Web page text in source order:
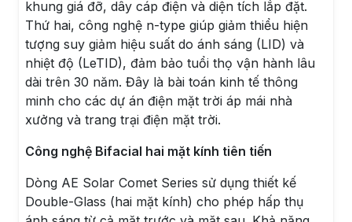
khung giá đỡ, dây cáp điện và diện tích lắp đặt.
Thứ hai, công nghệ n-type giúp giảm thiểu hiện
tượng suy giảm hiệu suất do ánh sáng (LID) và
nhiệt độ (LeTID), đảm bảo tuổi thọ vận hành lâu
dài trên 30 năm. Đây là bài toán kinh tế thông
minh cho các dự án điện mặt trời áp mái nhà
xưởng và trang trại điện mặt trời.
Công nghệ Bifacial hai mặt kính tiên tiến
Dòng AE Solar Comet Series sử dụng thiết kế
Double-Glass (hai mặt kính) cho phép hấp thụ